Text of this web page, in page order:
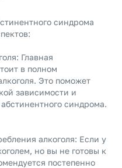
синдрома
Главная
в полном
Это поможет
зависимости и
синдрома.
алкоголя: Если у
но вы не готовы к
постепенно